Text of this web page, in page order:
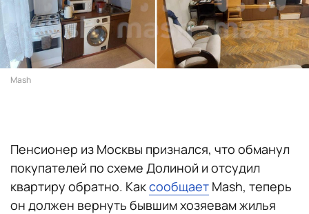
Mash
Пенсионер из Москвы признался, что обманул
покупателей по схеме Долиной и отсудил
квартиру обратно. Каксообщает Mash, теперь
он должен вернуть бывшим хозяевам жилья